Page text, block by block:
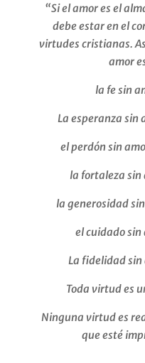
“Si el amor es el
debe estar en el
virtudes cristianas.
amor
la fe sin
La esperanza sin
el perdón sin
la fortaleza sin
la generosidad
el cuidado sin
La fidelidad sin
Toda virtud es
Ninguna virtud es
que esté